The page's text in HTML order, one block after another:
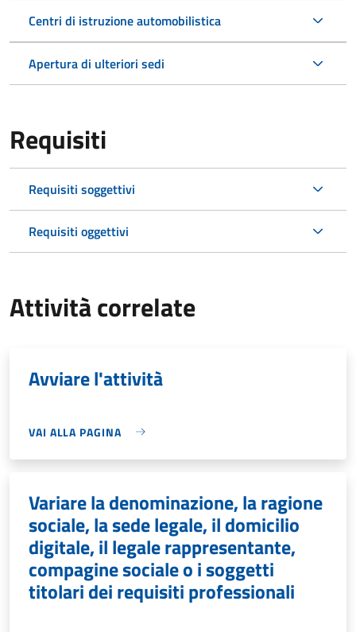
Centri di istruzione automobilistica
Apertura di ulteriori sedi
Requisiti
Requisiti soggettivi
Requisiti oggettivi
Attività correlate
Avviare l'attività
VAI ALLA PAGINA
Variare la denominazione, la ragione
sociale, la sede legale, il domicilio
digitale, il legale rappresentante,
compagine sociale o i soggetti
titolari dei requisiti professionali